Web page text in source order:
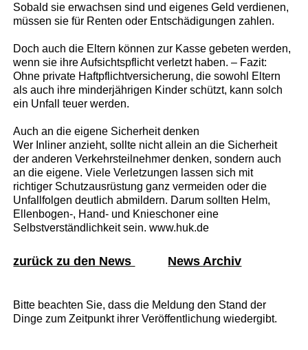
Sobald sie erwachsen sind und eigenes Geld verdienen,
müssen sie für Renten oder Entschädigungen zahlen.
Doch auch die Eltern können zur Kasse gebeten werden,
wenn sie ihre Aufsichtspflicht verletzt haben. – Fazit:
Ohne private Haftpflichtversicherung, die sowohl Eltern
als auch ihre minderjährigen Kinder schützt, kann solch
ein Unfall teuer werden.
Auch an die eigene Sicherheit denken
Wer Inliner anzieht, sollte nicht allein an die Sicherheit
der anderen Verkehrsteilnehmer denken, sondern auch
an die eigene. Viele Verletzungen lassen sich mit
richtiger Schutzausrüstung ganz vermeiden oder die
Unfallfolgen deutlich abmildern. Darum sollten Helm,
Ellenbogen-, Hand- und Knieschoner eine
Selbstverständlichkeit sein. www.huk.de
zurück zu den News News Archiv
Bitte beachten Sie, dass die Meldung den Stand der
Dinge zum Zeitpunkt ihrer Veröffentlichung wiedergibt.